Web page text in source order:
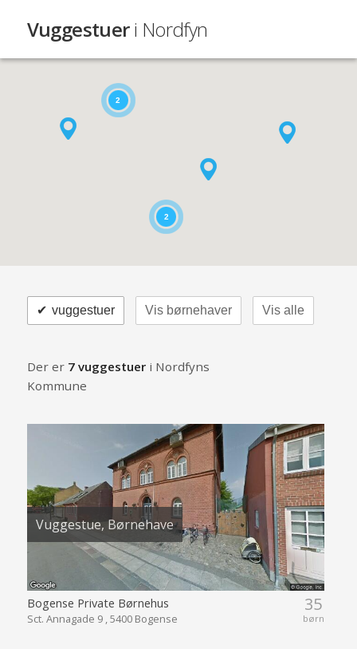
Vuggestueri Nordfyn
2
2
vuggestuer
✔ Vis børnehaver Vis alle
Der er 7 vuggestueri Nordfyns
Kommune
Vuggestue, Børnehave
35
børn
Bogense Private Børnehus
Sct. Annagade 9 , 5400 Bogense